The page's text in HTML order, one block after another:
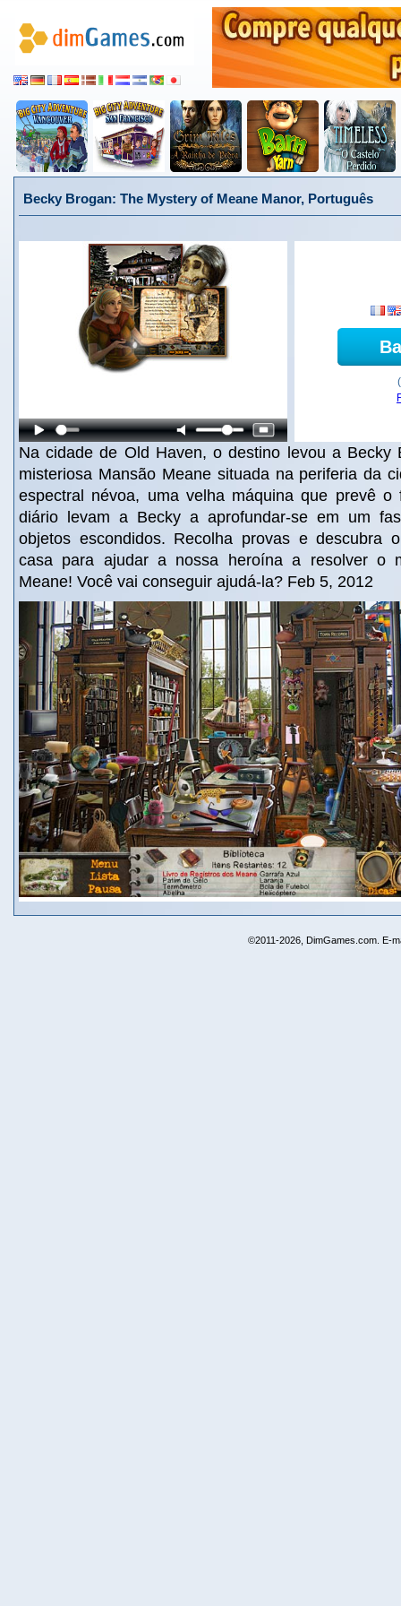
Becky Brogan: The Mystery of Meane Manor, Português
Na cidade de Old Haven, o destino levou a Becky
misteriosa Mansão Meane situada na periferia da
espectral névoa, uma velha máquina que prevê o
diário levam a Becky a aprofundar-se em um
objetos escondidos. Recolha provas e descubra
casa para ajudar a nossa heroína a resolver o
Meane! Você vai conseguir ajudá-la? Feb 5, 2012
©2011-2026, DimGames.com. E-